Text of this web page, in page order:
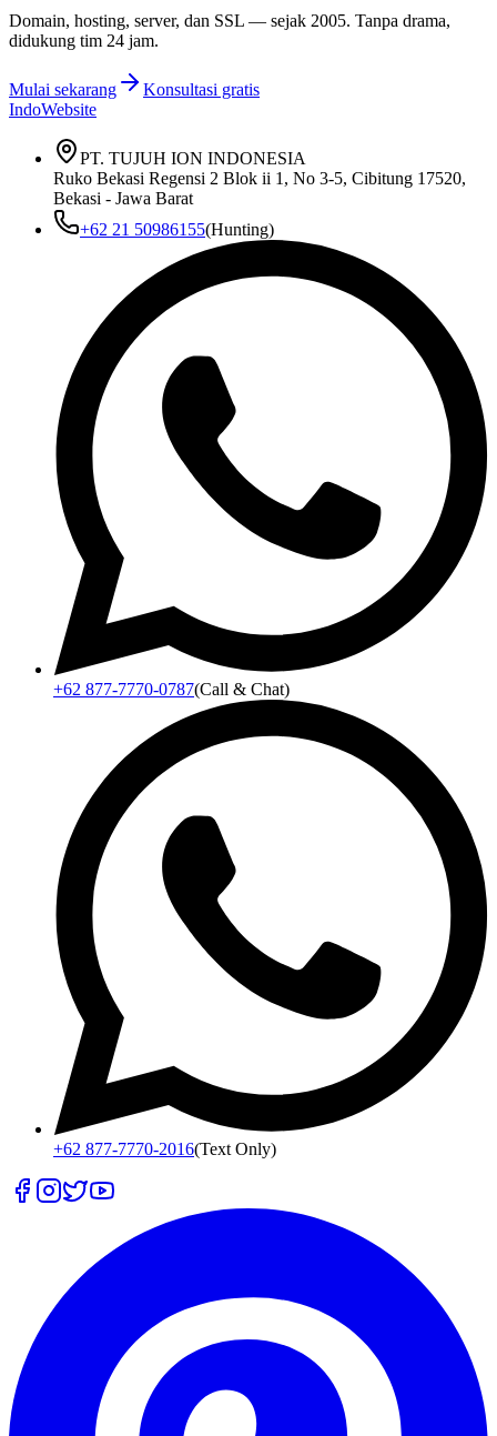
Domain, hosting, server, dan SSL — sejak 2005. Tanpa drama,
didukung tim 24 jam.
Mulai sekarang
Konsultasi gratis
IndoWebsite
PT. TUJUH ION INDONESIA
Ruko Bekasi Regensi 2 Blok ii 1, No 3-5, Cibitung 17520,
Bekasi - Jawa Barat
+62 21 50986155(Hunting)
+62 877-7770-0787(Call & Chat)
+62 877-7770-2016(Text Only)